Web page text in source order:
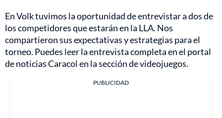
En Volk tuvimos la oportunidad de entrevistar a dos de
los competidores que estarán en la LLA. Nos
compartieron sus expectativas y estrategias para el
torneo. Puedes leer la entrevista completa en el portal
de noticias Caracol en la sección de videojuegos.
PUBLICIDAD